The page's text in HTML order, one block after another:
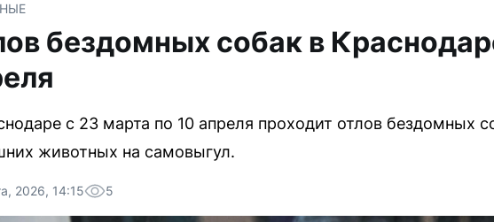
бездомных собак в
с 23 марта по 10 апреля проходит отлов бездомных
животных на самовыгул.
2026, 14:15 5